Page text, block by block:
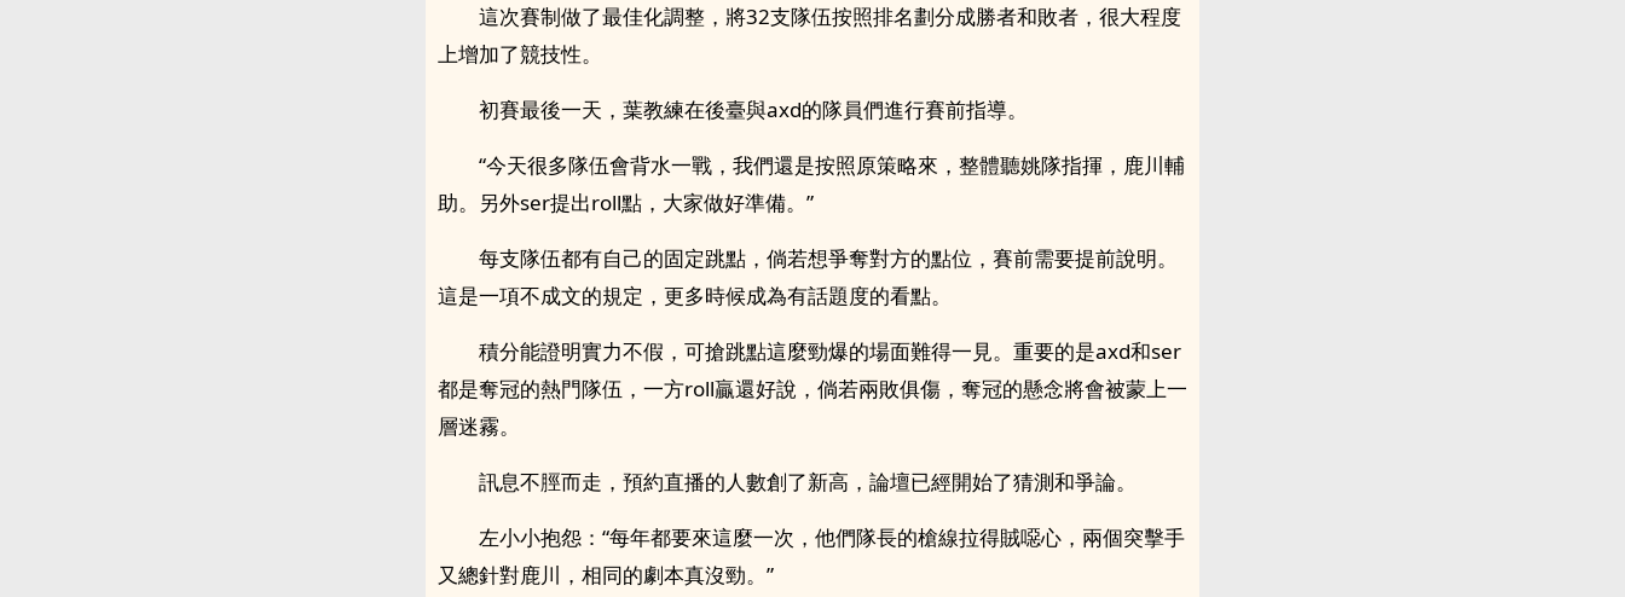
這次賽制做了最佳化調整，將32支隊伍按照排名劃分成勝者和敗者，很大程度
上增加了競技性。
初賽最後一天，葉教練在後臺與axd的隊員們進行賽前指導。
“今天很多隊伍會背水一戰，我們還是按照原策略來，整體聽姚隊指揮，鹿川輔
助。另外ser提出roll點，大家做好準備。”
每支隊伍都有自己的固定跳點，倘若想爭奪對方的點位，賽前需要提前說明。
這是一項不成文的規定，更多時候成為有話題度的看點。
積分能證明實力不假，可搶跳點這麼勁爆的場面難得一見。重要的是axd和ser
都是奪冠的熱門隊伍，一方roll贏還好說，倘若兩敗俱傷，奪冠的懸念將會被蒙上一
層迷霧。
訊息不脛而走，預約直播的人數創了新高，論壇已經開始了猜測和爭論。
左小小抱怨：“每年都要來這麼一次，他們隊長的槍線拉得賊噁心，兩個突擊手
又總針對鹿川，相同的劇本真沒勁。”